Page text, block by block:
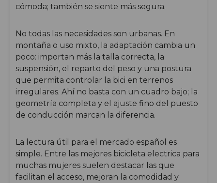
cómoda; también se siente más segura.
No todas las necesidades son urbanas. En
montaña o uso mixto, la adaptación cambia un
poco: importan más la talla correcta, la
suspensión, el reparto del peso y una postura
que permita controlar la bici en terrenos
irregulares. Ahí no basta con un cuadro bajo; la
geometría completa y el ajuste fino del puesto
de conducción marcan la diferencia.
La lectura útil para el mercado español es
simple. Entre las mejores bicicleta electrica para
muchas mujeres suelen destacar las que
facilitan el acceso, mejoran la comodidad y